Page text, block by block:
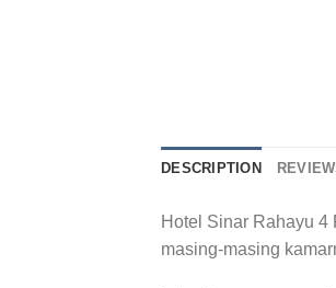
DESCRIPTION
Hotel Sinar Rahayu 4
masing-masing